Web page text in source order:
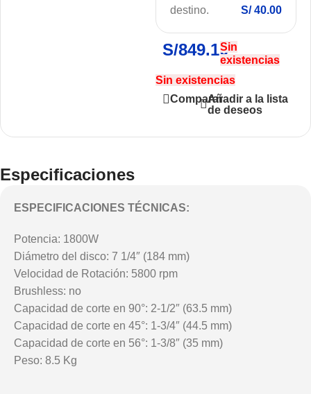
destino.
S/ 40.00
S/849.10Sin
existencias
Sin existencias
CompararAñadir a la lista
de deseos
Especificaciones
ESPECIFICACIONES TÉCNICAS:
Potencia: 1800W
Diámetro del disco: 7 1/4″ (184 mm)
Velocidad de Rotación: 5800 rpm
Brushless: no
Capacidad de corte en 90°: 2-1/2″ (63.5 mm)
Capacidad de corte en 45°: 1-3/4″ (44.5 mm)
Capacidad de corte en 56°: 1-3/8″ (35 mm)
Peso: 8.5 Kg